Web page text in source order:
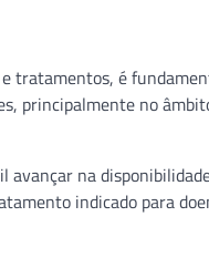
tratamentos, é
principalmente no
avançar na
indicado para